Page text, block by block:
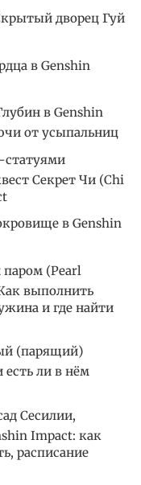
дворец Гуй
в Genshin
в Genshin
от усыпальниц
статуями
Секрет Чи (Chi
в Genshin
(Pearl
выполнить
и где найти
(парящий)
есть ли в нём
Сесилии,
Impact: как
расписание